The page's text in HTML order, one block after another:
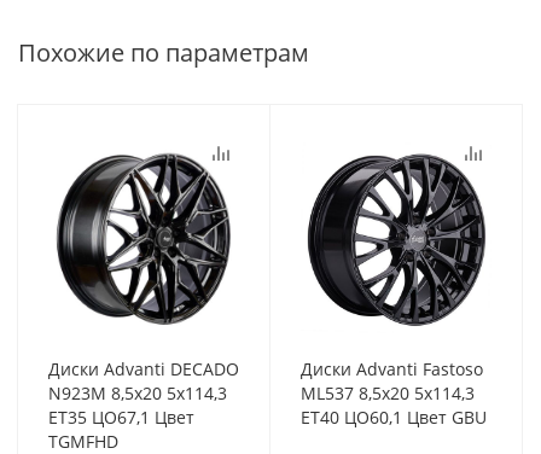
Похожие по параметрам
Диски Advanti DECADO
N923M 8,5x20 5x114,3
ET35 ЦО67,1 Цвет
TGMFHD
Диски Advanti Fastoso
ML537 8,5x20 5x114,3
ET40 ЦО60,1 Цвет GBU